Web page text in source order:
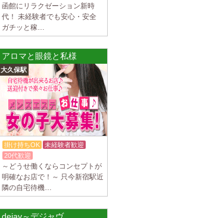
函館にリラクゼーション新時
代！ 未経験者でも安心・安全
ガチッと稼…
アロマと眼鏡と私様
大久保駅
掛け持ちOK
未経験者歓迎
20代歓迎
～どうせ働くならコンセプトが
明確なお店で！～ 只今新宿駅近
隣の自宅待機…